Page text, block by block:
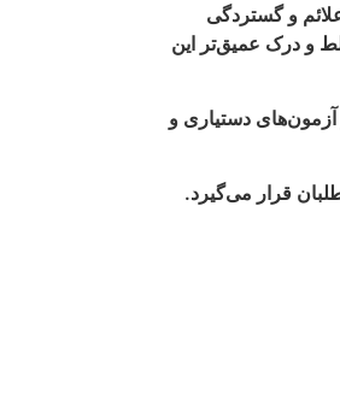
و گستردگی
و درک عمیق‌تر این
آزمون‌های دستیاری و
قرار می‌گیرد.